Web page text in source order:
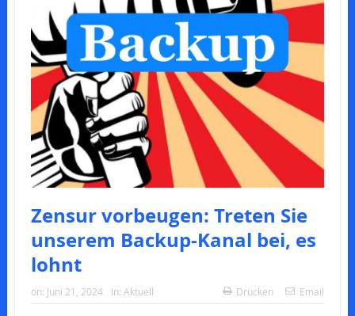
Zensur vorbeugen: Treten Sie
unserem Backup-Kanal bei, es
lohnt
on: Juni 21, 2024 In: Aktuell Drucken Email